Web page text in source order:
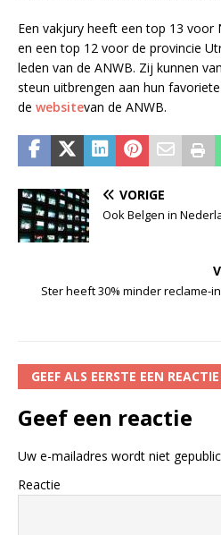
Een vakjury heeft een top 13 voor
en een top 12 voor de provincie
leden van de ANWB. Zij kunnen
steun uitbrengen aan hun
de websitevan de ANWB.
VORIGE
Ook Belgen in
Ster heeft 30% minder reclame-
GEEF ALS EERSTE EEN REACTIE
Geef een reactie
Uw e-mailadres wordt niet
Reactie